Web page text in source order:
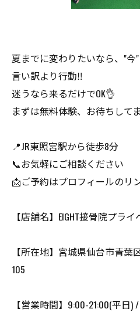
夏までに変わりたいなら、"今
言い訳より行動‼️
迷うなら来るだけでOK👌
まずは無料体験、お待ちして
📍JR東照宮駅から徒歩8分
📞お気軽にご相談ください
📩ご予約はプロフィールのリ
【店舗名】EIGHT接骨院プラ
【所在地】宮城県仙台市青葉
105
【営業時間】9:00-21:00(平日)